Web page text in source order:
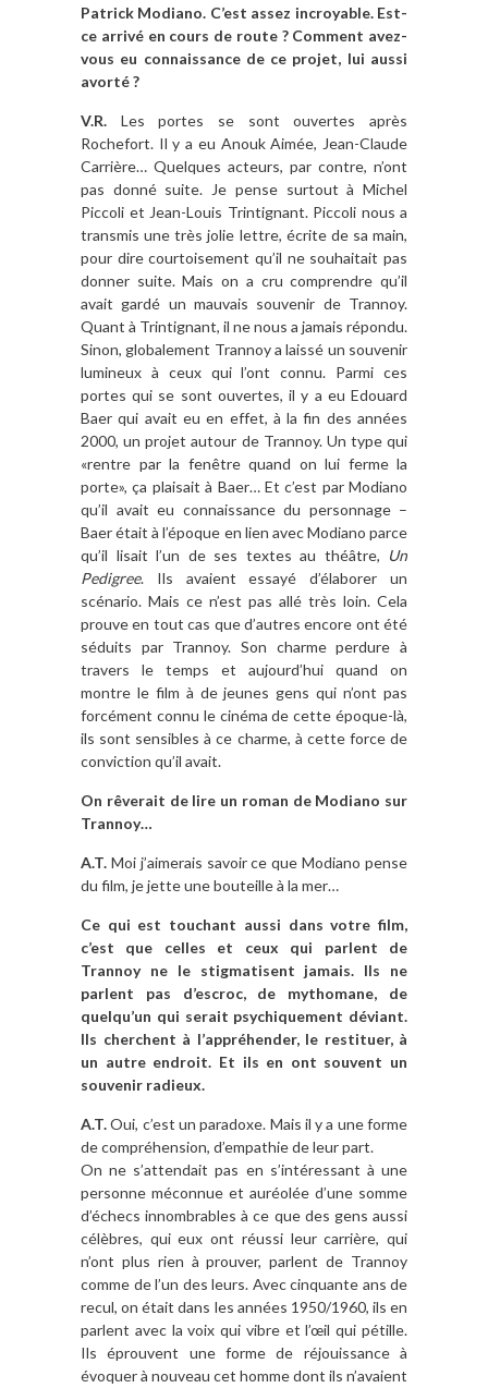
Patrick Modiano. C’est assez incroyable. Est-
ce arrivé en cours de route ? Comment avez-
vous eu connaissance de ce projet, lui aussi
avorté ?
V.R. Les portes se sont ouvertes après
Rochefort. Il y a eu Anouk Aimée, Jean-Claude
Carrière… Quelques acteurs, par contre, n’ont
pas donné suite. Je pense surtout à Michel
Piccoli et Jean-Louis Trintignant. Piccoli nous a
transmis une très jolie lettre, écrite de sa main,
pour dire courtoisement qu’il ne souhaitait pas
donner suite. Mais on a cru comprendre qu’il
avait gardé un mauvais souvenir de Trannoy.
Quant à Trintignant, il ne nous a jamais répondu.
Sinon, globalement Trannoy a laissé un souvenir
lumineux à ceux qui l’ont connu. Parmi ces
portes qui se sont ouvertes, il y a eu Edouard
Baer qui avait eu en effet, à la fin des années
2000, un projet autour de Trannoy. Un type qui
«rentre par la fenêtre quand on lui ferme la
porte», ça plaisait à Baer… Et c’est par Modiano
qu’il avait eu connaissance du personnage –
Baer était à l’époque en lien avec Modiano parce
qu’il lisait l’un de ses textes au théâtre, Un
Pedigree. Ils avaient essayé d’élaborer un
scénario. Mais ce n’est pas allé très loin. Cela
prouve en tout cas que d’autres encore ont été
séduits par Trannoy. Son charme perdure à
travers le temps et aujourd’hui quand on
montre le film à de jeunes gens qui n’ont pas
forcément connu le cinéma de cette époque-là,
ils sont sensibles à ce charme, à cette force de
conviction qu’il avait.
On rêverait de lire un roman de Modiano sur
Trannoy…
A.T. Moi j’aimerais savoir ce que Modiano pense
du film, je jette une bouteille à la mer…
Ce qui est touchant aussi dans votre film,
c’est que celles et ceux qui parlent de
Trannoy ne le stigmatisent jamais. Ils ne
parlent pas d’escroc, de mythomane, de
quelqu’un qui serait psychiquement déviant.
Ils cherchent à l’appréhender, le restituer, à
un autre endroit. Et ils en ont souvent un
souvenir radieux.
A.T.Oui, c’est un paradoxe. Mais il y a une forme
de compréhension, d’empathie de leur part.
On ne s’attendait pas en s’intéressant à une
personne méconnue et auréolée d’une somme
d’échecs innombrables à ce que des gens aussi
célèbres, qui eux ont réussi leur carrière, qui
n’ont plus rien à prouver, parlent de Trannoy
comme de l’un des leurs. Avec cinquante ans de
recul, on était dans les années 1950/1960, ils en
parlent avec la voix qui vibre et l’œil qui pétille.
Ils éprouvent une forme de réjouissance à
évoquer à nouveau cet homme dont ils n’avaient